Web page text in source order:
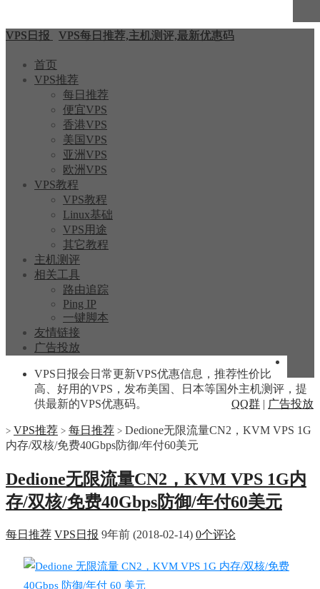
VPS日报 VPS每日推荐,主机测评,最新优惠码
首页
VPS推荐
每日推荐
便宜VPS
香港VPS
美国VPS
亚洲VPS
欧洲VPS
VPS教程
VPS教程
Linux基础
VPS用途
其它教程
主机测评
相关工具
路由追踪
Ping IP
一键脚本
友情链接
广告投放
VPS日报会日常更新VPS优惠信息，推荐性价比
高、好用的VPS，发布美国、日本等国外主机测评，提
供最新的VPS优惠码。
QQ群 | 广告投放
> VPS推荐 > 每日推荐 > Dedione无限流量CN2，KVM VPS 1G
内存/双核/免费40Gbps防御/年付60美元
Dedione无限流量CN2，KVM VPS 1G内
存/双核/免费40Gbps防御/年付60美元
每日推荐 VPS日报 9年前 (2018-02-14) 0个评论